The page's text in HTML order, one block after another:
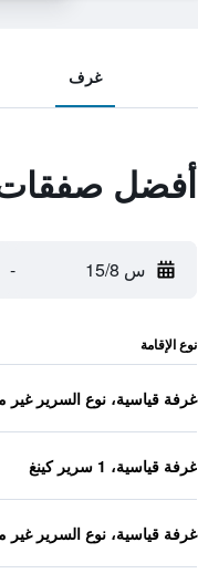
غرف
أفضل صفقات
س 15/8 -
نوع الإقامة
غرفة قياسية، نوع السرير
غرفة قياسية، 1 سرير كينغ
غرفة قياسية، نوع السرير